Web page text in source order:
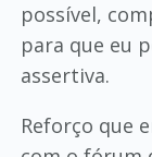
possível,
para que eu
assertiva.
Reforço que